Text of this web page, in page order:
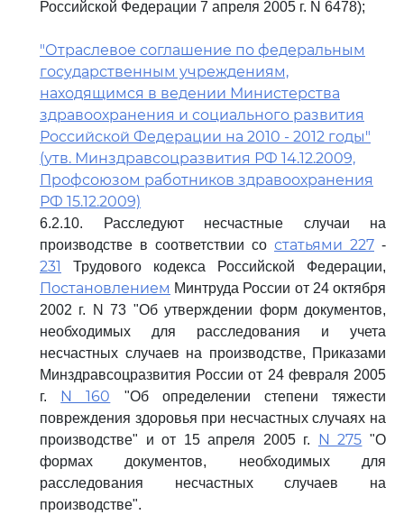
Российской Федерации 7 апреля 2005 г. N 6478);
"Отраслевое соглашение по федеральным
государственным учреждениям,
находящимся в ведении Министерства
здравоохранения и социального развития
Российской Федерации на 2010 - 2012 годы"
(утв. Минздравсоцразвития РФ 14.12.2009,
Профсоюзом работников здравоохранения
РФ 15.12.2009)
6.2.10. Расследуют несчастные случаи на
производстве в соответствии со статьями 227 -
231 Трудового кодекса Российской Федерации,
Постановлением Минтруда России от 24 октября
2002 г. N 73 "Об утверждении форм документов,
необходимых для расследования и учета
несчастных случаев на производстве, Приказами
Минздравсоцразвития России от 24 февраля 2005
г. N 160 "Об определении степени тяжести
повреждения здоровья при несчастных случаях на
производстве" и от 15 апреля 2005 г. N 275 "О
формах документов, необходимых для
расследования несчастных случаев на
производстве".